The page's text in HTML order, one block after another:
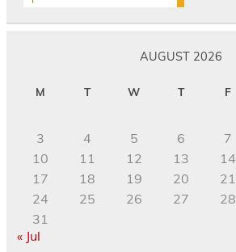
AUGUST 2026
M T W T F
3
4 5 6 7
10
11 12 13 14
17
18 19 20 21
24
25 26 27 28
31
« Jul